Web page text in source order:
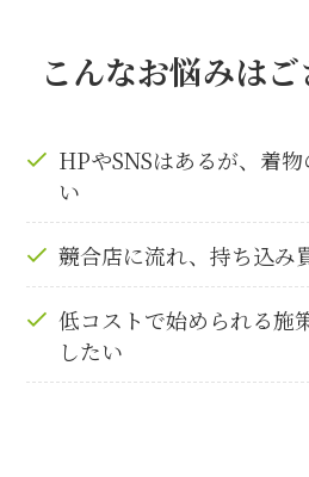
こんなお悩みは
HPやSNSはあるが、着
い
競合店に流れ、持ち込み
低コストで始められる施
したい